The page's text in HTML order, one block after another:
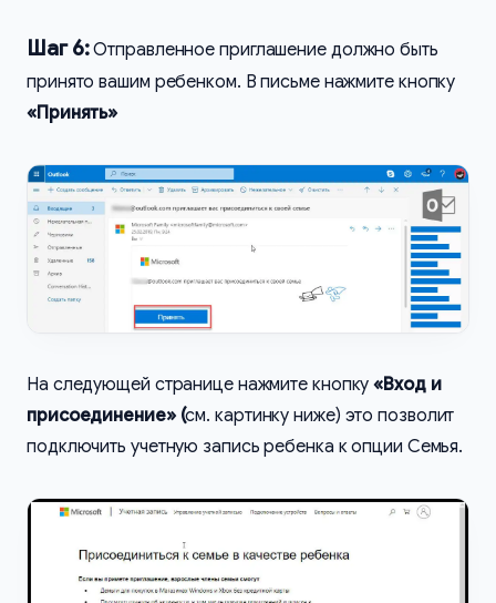
Шаг 6:Отправленное приглашение должно быть
принято вашим ребенком. В письме нажмите кнопку
«Принять»
На следующей странице нажмите кнопку«Вход и
присоединение» (см. картинку ниже) это позволит
подключить учетную запись ребенка к опции Семья.